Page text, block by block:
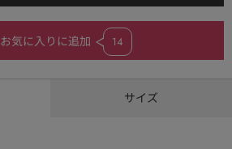
お気に入りに追加 14
サイズ